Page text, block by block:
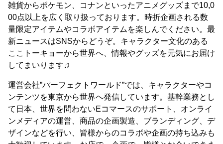
雑貨からポケモン、コナンといったアニメグッズまで10,0
00点以上を広く取り扱っております。時折企画される数
量限定アイテムやコラボアイテムを楽しんでください。最
新ニュースはSNSからどうぞ。キャラクター文化のある
ここトーキョーから世界へ、情報やグッズを元気にお届け
してまいります♫
運営会社”パーフェクトワールド”では、キャラクターやコ
ンテンツを東京から世界へ発信しています。基幹業務とし
て日本、世界を問わないEコマースのサポート、オンライ
ンメディアの運営、商品の企画製造、ブランディング、デ
ザインなどを行い、皆様からのコラボや企画の持ち込みも